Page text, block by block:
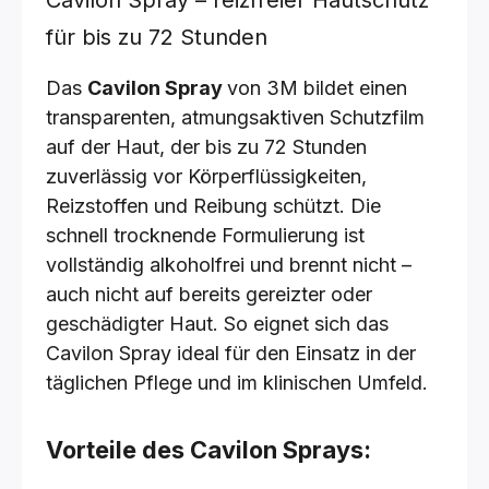
für bis zu 72 Stunden
Das Cavilon Sprayvon 3M bildet einen
transparenten, atmungsaktiven Schutzfilm
auf der Haut, der bis zu 72 Stunden
zuverlässig vor Körperflüssigkeiten,
Reizstoffen und Reibung schützt. Die
schnell trocknende Formulierung ist
vollständig alkoholfrei und brennt nicht –
auch nicht auf bereits gereizter oder
geschädigter Haut. So eignet sich das
Cavilon Spray ideal für den Einsatz in der
täglichen Pflege und im klinischen Umfeld.
Vorteile des Cavilon Sprays: